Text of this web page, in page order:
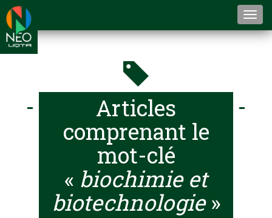
Articles
comprenant le
mot-clé
« biochimie et
biotechnologie»